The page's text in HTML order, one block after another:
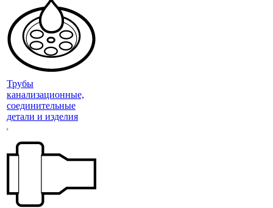
Трубы
канализационные,
соединительные
детали и изделия